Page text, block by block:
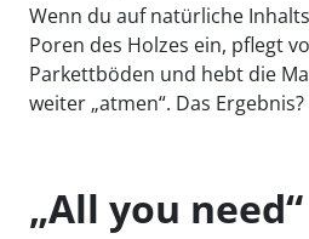
Wenn du auf natürliche
Poren des Holzes ein, pflegt
Parkettböden und hebt die
weiter „atmen“. Das
„All you